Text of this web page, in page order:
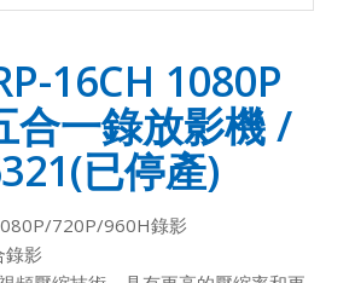
16CH 1080P
合一錄放影機 /
已停產)
720P/960H錄影
錄影